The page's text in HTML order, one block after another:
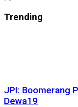
Trending
JPI: Boomerang
Dewa19